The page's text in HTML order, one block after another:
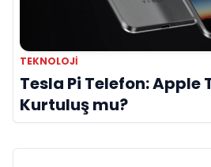
TEKNOLOJI
Tesla Pi Telefon: Apple
Kurtuluş mu?